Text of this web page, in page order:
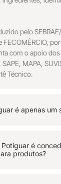
pelo
FECOMÉRCIO,
com o apoio
MAPA,
Técnico.
é apenas um
Potiguar é
produtos?